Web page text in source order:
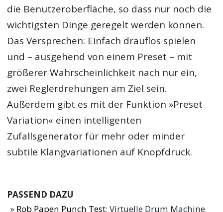
die Benutzeroberfläche, so dass nur noch die
wichtigsten Dinge geregelt werden können.
Das Versprechen: Einfach drauflos spielen
und – ausgehend von einem Preset – mit
größerer Wahrscheinlichkeit nach nur ein,
zwei Reglerdrehungen am Ziel sein.
Außerdem gibt es mit der Funktion »Preset
Variation« einen intelligenten
Zufallsgenerator für mehr oder minder
subtile Klangvariationen auf Knopfdruck.
PASSEND DAZU
Rob Papen Punch Test: Virtuelle Drum Machine